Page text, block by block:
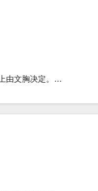
由文胸决定。…